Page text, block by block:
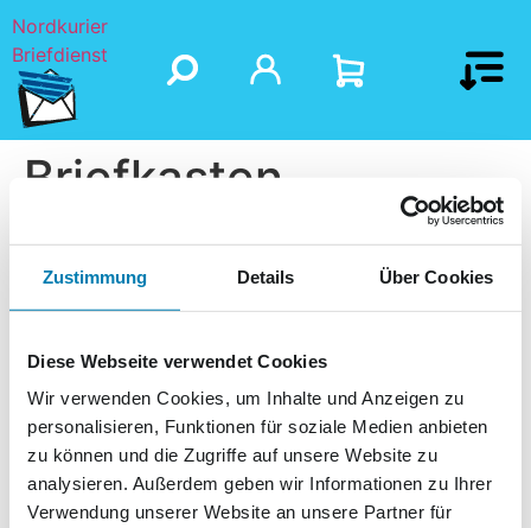
Zustimmung Details Über Cookies
Diese Webseite verwendet Cookies
Wir verwenden Cookies, um Inhalte und Anzeigen zu
personalisieren, Funktionen für soziale Medien anbieten
zu können und die Zugriffe auf unsere Website zu
analysieren. Außerdem geben wir Informationen zu Ihrer
Verwendung unserer Website an unsere Partner für
Nordkurier
Briefdienst
Briefkasten
Schwennenz